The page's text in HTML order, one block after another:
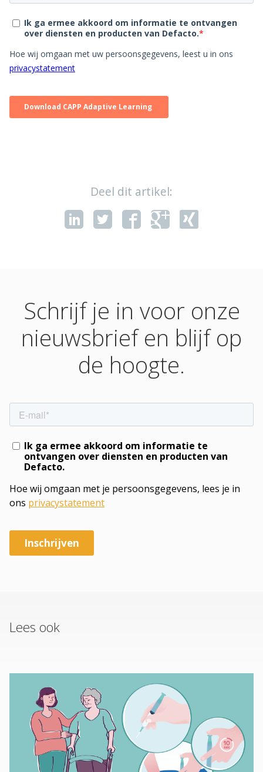
Deel dit artikel:
Schrijf je in voor onze
nieuwsbrief en blijf op
de hoogte.
Lees ook